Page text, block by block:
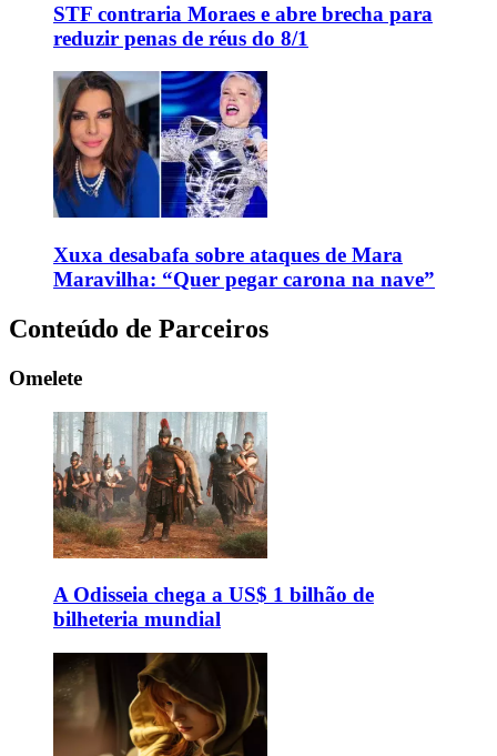
STF contraria Moraes e abre brecha para
reduzir penas de réus do 8/1
Xuxa desabafa sobre ataques de Mara
Maravilha: “Quer pegar carona na nave”
Conteúdo de Parceiros
Omelete
A Odisseia chega a US$ 1 bilhão de
bilheteria mundial